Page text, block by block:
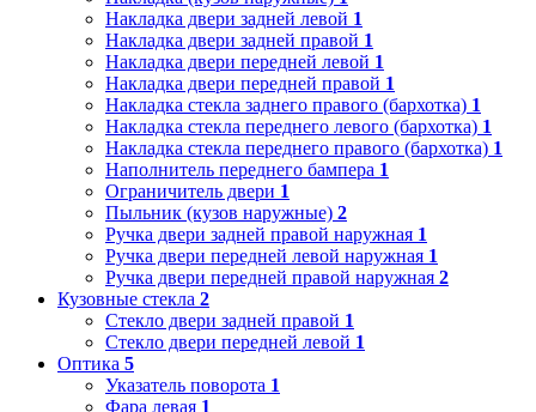
Накладка двери задней левой 1
Накладка двери задней правой 1
Накладка двери передней левой 1
Накладка двери передней правой 1
Накладка стекла заднего правого (бархотка) 1
Накладка стекла переднего левого (бархотка) 1
Накладка стекла переднего правого (бархотка) 1
Наполнитель переднего бампера 1
Ограничитель двери 1
Пыльник (кузов наружные) 2
Ручка двери задней правой наружная 1
Ручка двери передней левой наружная 1
Ручка двери передней правой наружная 2
Кузовные стекла 2
Стекло двери задней правой 1
Стекло двери передней левой 1
Оптика 5
Указатель поворота 1
Фара левая 1